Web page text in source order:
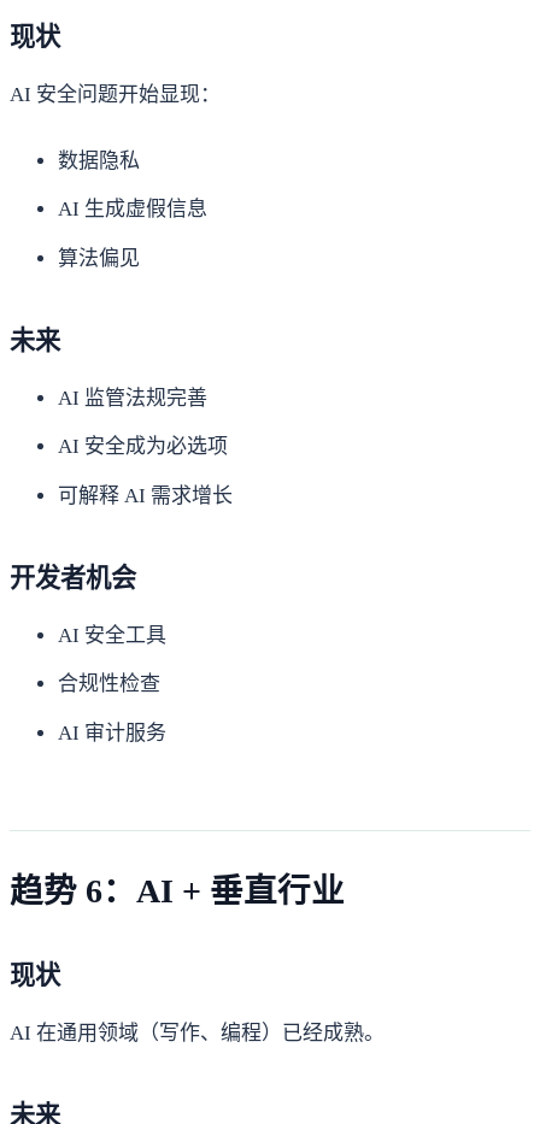
现状
AI 安全问题开始显现：
数据隐私
AI 生成虚假信息
算法偏见
未来
AI 监管法规完善
AI 安全成为必选项
可解释 AI 需求增长
开发者机会
AI 安全工具
合规性检查
AI 审计服务
趋势 6：AI + 垂直行业
现状
AI 在通用领域（写作、编程）已经成熟。
未来